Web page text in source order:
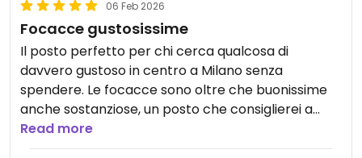
06 Feb 2026
Focacce gustosissime
Il posto perfetto per chi cerca qualcosa di
davvero gustoso in centro a Milano senza
spendere. Le focacce sono oltre che buonissime
anche sostanziose, un posto che consiglierei a
chiunque, anche a chi non è vegano, perché
rispetto a molti posti si sente la differenza di
Read more